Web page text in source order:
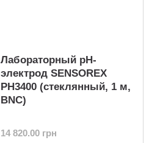
Лабораторный pH-
электрод SENSOREX
PH3400 (стеклянный, 1 м,
BNC)
14 820.00 грн